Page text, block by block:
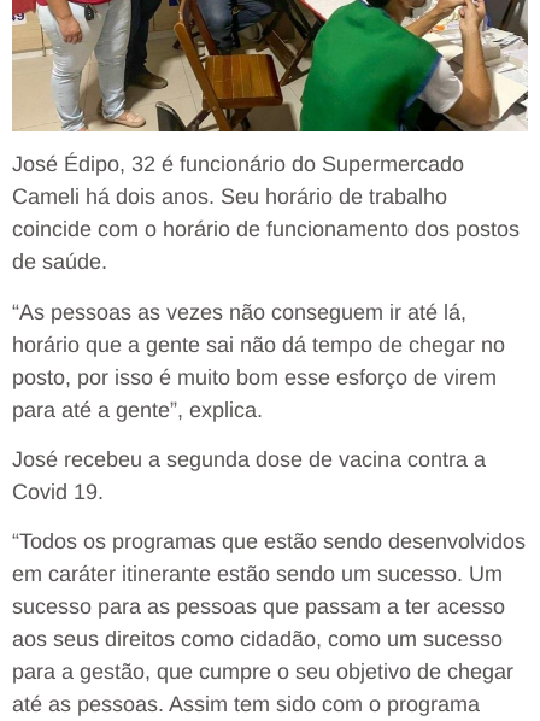
José Édipo, 32 é funcionário do Supermercado
Cameli há dois anos. Seu horário de trabalho
coincide com o horário de funcionamento dos postos
de saúde.
“As pessoas as vezes não conseguem ir até lá,
horário que a gente sai não dá tempo de chegar no
posto, por isso é muito bom esse esforço de virem
para até a gente”, explica.
José recebeu a segunda dose de vacina contra a
Covid 19.
“Todos os programas que estão sendo desenvolvidos
em caráter itinerante estão sendo um sucesso. Um
sucesso para as pessoas que passam a ter acesso
aos seus direitos como cidadão, como um sucesso
para a gestão, que cumpre o seu objetivo de chegar
até as pessoas. Assim tem sido com o programa